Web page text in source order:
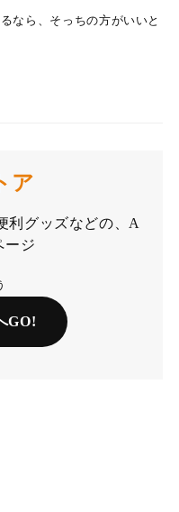
なら、そっちの方がいいと
ア
利グッズなどの、A
ージ
GO!